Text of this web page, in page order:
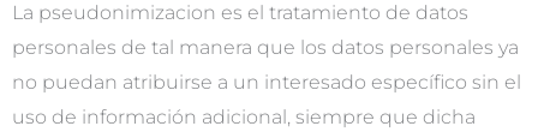
La pseudonimizacion es el tratamiento de datos
personales de tal manera que los datos personales ya
no puedan atribuirse a un interesado específico sin el
uso de información adicional, siempre que dicha